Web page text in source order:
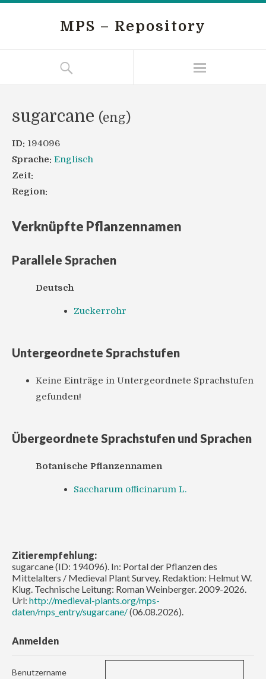
MPS – Repository
sugarcane (eng)
ID: 194096
Sprache: Englisch
Zeit:
Region:
Verknüpfte Pflanzennamen
Parallele Sprachen
Deutsch
Zuckerrohr
Untergeordnete Sprachstufen
Keine Einträge in Untergeordnete Sprachstufen
gefunden!
Übergeordnete Sprachstufen und Sprachen
Botanische Pflanzennamen
Saccharum officinarum L.
Zitierempfehlung:
sugarcane (ID: 194096). In: Portal der Pflanzen des
Mittelalters / Medieval Plant Survey. Redaktion: Helmut W.
Klug. Technische Leitung: Roman Weinberger. 2009-2026.
Url: http://medieval-plants.org/mps-
daten/mps_entry/sugarcane/(06.08.2026).
Anmelden
Benutzername